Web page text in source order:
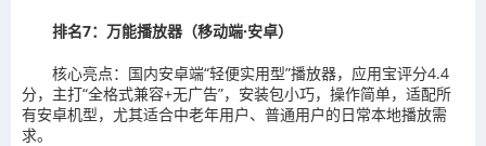
排名7：万能播放器（移动端·安卓）
核心亮点：国内安卓端“轻便实用型”播放器，应用宝评分4.4
分，主打“全格式兼容+无广告”，安装包小巧，操作简单，适配所
有安卓机型，尤其适合中老年用户、普通用户的日常本地播放需
求。